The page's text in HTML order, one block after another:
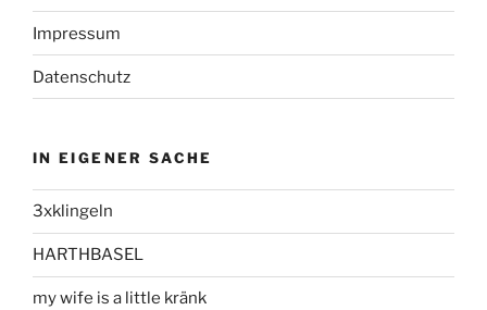
Impressum
Datenschutz
IN EIGENER SACHE
3xklingeln
HARTHBASEL
my wife is a little kränk